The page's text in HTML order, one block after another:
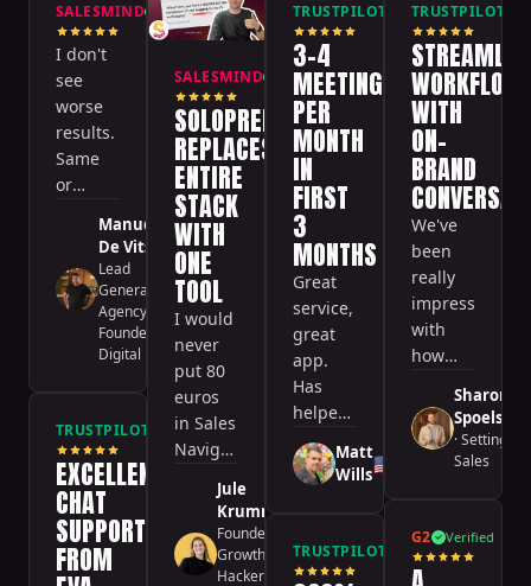
SALESMIND Verified
I don't
see
worse
results.
Same
or
better
— but
spending
much
winner.
Manuel
De Vits
Lead
Generation
Agency
Founder
Digital Pipl
🇧🇪
TRUSTPILOT Verified
EXCELLENT
CHAT
SUPPORT
FROM
SALESMIND Verified
SOLOPRENEUR
REPLACES
ENTIRE
STACK
WITH
ONE
TOOL
I would
never
put 80
euros
in Sales
Navigator
a tool
like
this.
Jule
Krummel
Founder &
Growth
Hacker
🇩🇪
TRUSTPILOT Verified
3-4
MEETINGS
PER
MONTH
IN
FIRST
3
MONTHS
Great
service,
great
app.
Has
helped
me get
3-4
meetings
month
in the
Matt
Wills🇺🇸
TRUSTPILOT Verified
TRUSTPILOT
WORKFLOW
WITH
ON-
BRAND
We've
been
really
impressed
with
how
this
system
plate.
The
Sharon
Spoelstra
·Setting
Sales
G2 Verified